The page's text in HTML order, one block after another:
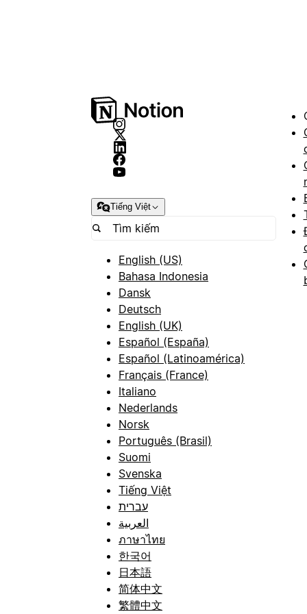
Tiếng Việt
English (US)
Bahasa Indonesia
Dansk
Deutsch
English (UK)
Español (España)
Español (Latinoamérica)
Français (France)
Italiano
Nederlands
Norsk
Português (Brasil)
Suomi
Svenska
Tiếng Việt
עברית
العربية
ภาษาไทย
한국어
日本語
简体中文
繁體中文